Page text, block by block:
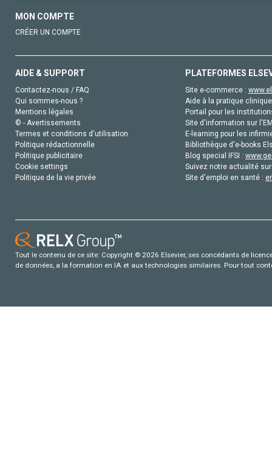
MON COMPTE
CRÉER UN COMPTE
AIDE & SUPPORT
Contactez-nous / FAQ
Qui sommes-nous ?
Mentions légales
© - Avertissements
Termes et conditions d'utilisation
Politique rédactionnelle
Politique publicitaire
Cookie settings
Politique de la vie privée
PLATEFORMES
Site e-commerce :
Aide à la pratique
Portail pour les
Site d'information sur
E-learning pour les
Bibliothèque d'e-books
Blog special IFSI :
Suivez notre actualité
Site d'emploi en santé :
Tout le contenu de ce site: Copyright © 2026 Elsevier, ses concédants de
de données, a la formation en IA et aux technologies similaires. Pour tout